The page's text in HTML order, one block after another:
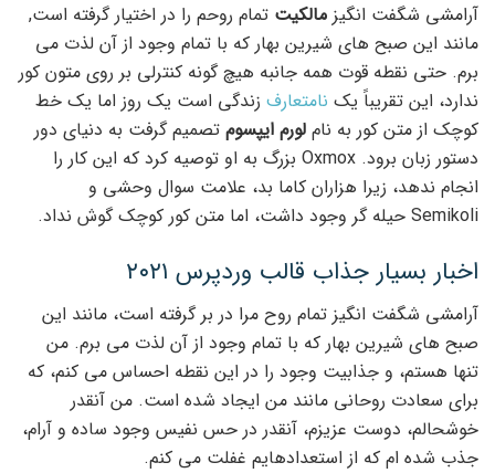
آرامشی شگفت انگیز مالکیت تمام روحم را در اختیار گرفته است,
مانند این صبح های شیرین بهار که با تمام وجود از آن لذت می
برم. حتی نقطه قوت همه جانبه هیچ گونه کنترلی بر روی متون کور
ندارد، این تقریباً یک نامتعارف زندگی است یک روز اما یک خط
کوچک از متن کور به نام لورم ایپسوم تصمیم گرفت به دنیای دور
دستور زبان برود. Oxmox بزرگ به او توصیه کرد که این کار را
انجام ندهد، زیرا هزاران کاما بد، علامت سوال وحشی و
Semikoli حیله گر وجود داشت، اما متن کور کوچک گوش نداد.
اخبار بسیار جذاب قالب وردپرس ۲۰۲۱
آرامشی شگفت انگیز تمام روح مرا در بر گرفته است، مانند این
صبح های شیرین بهار که با تمام وجود از آن لذت می برم. من
تنها هستم، و جذابیت وجود را در این نقطه احساس می کنم، که
برای سعادت روحانی مانند من ایجاد شده است. من آنقدر
خوشحالم، دوست عزیزم، آنقدر در حس نفیس وجود ساده و آرام،
جذب شده ام که از استعدادهایم غفلت می کنم.